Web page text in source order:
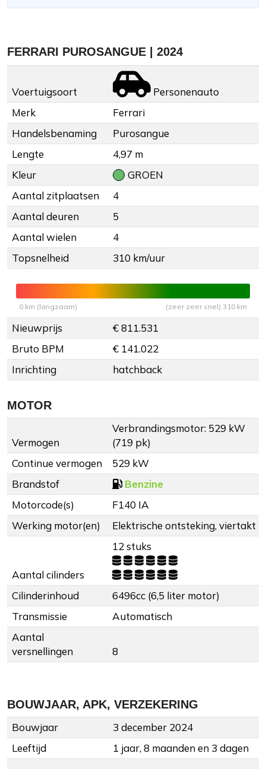
FERRARI PUROSANGUE | 2024
Voertuigsoort
Personenauto
Merk
Ferrari
Handelsbenaming
Purosangue
Lengte
4,97 m
Kleur
GROEN
Aantal zitplaatsen
4
Aantal deuren
5
Aantal wielen
4
Topsnelheid
310 km/uur
0 km (langzaam) (zeer zeer snel) 310 km
Nieuwprijs
€ 811.531
Bruto BPM
€ 141.022
Inrichting
hatchback
MOTOR
Vermogen
Verbrandingsmotor: 529 kW
(719 pk)
Continue vermogen
529 kW
Brandstof
Benzine
Motorcode(s)
F140 IA
Werking motor(en)
Elektrische ontsteking, viertakt
Aantal cilinders
12 stuks
Cilinderinhoud
6496cc (6,5 liter motor)
Transmissie
Automatisch
Aantal
versnellingen
8
BOUWJAAR, APK, VERZEKERING
Bouwjaar
3 december 2024
Leeftijd
1 jaar, 8 maanden en 3 dagen